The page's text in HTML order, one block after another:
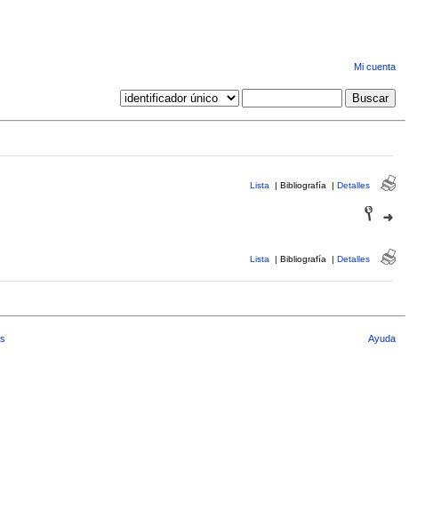
Mi cuenta
Lista | Bibliografía | Detalles
Lista | Bibliografía | Detalles
Ayuda